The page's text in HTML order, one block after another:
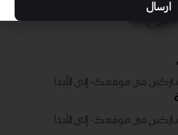
في موقعك - ​​إلى الأبد!
في موقعك - ​​إلى الأبد!
ارسال